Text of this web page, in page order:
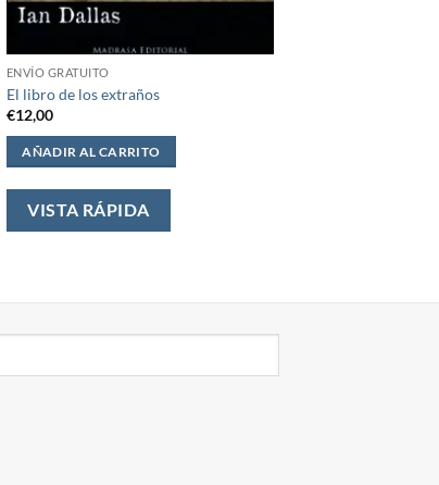
ENVÍO GRATUITO
El libro de los extraños
€12,00
AÑADIR AL CARRITO
VISTA RÁPIDA